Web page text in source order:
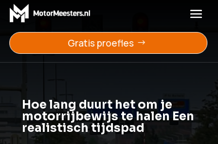
Gratis proefles
Hoe lang duurt het om je
motorrijbewijs te halen Een
realistisch tijdspad